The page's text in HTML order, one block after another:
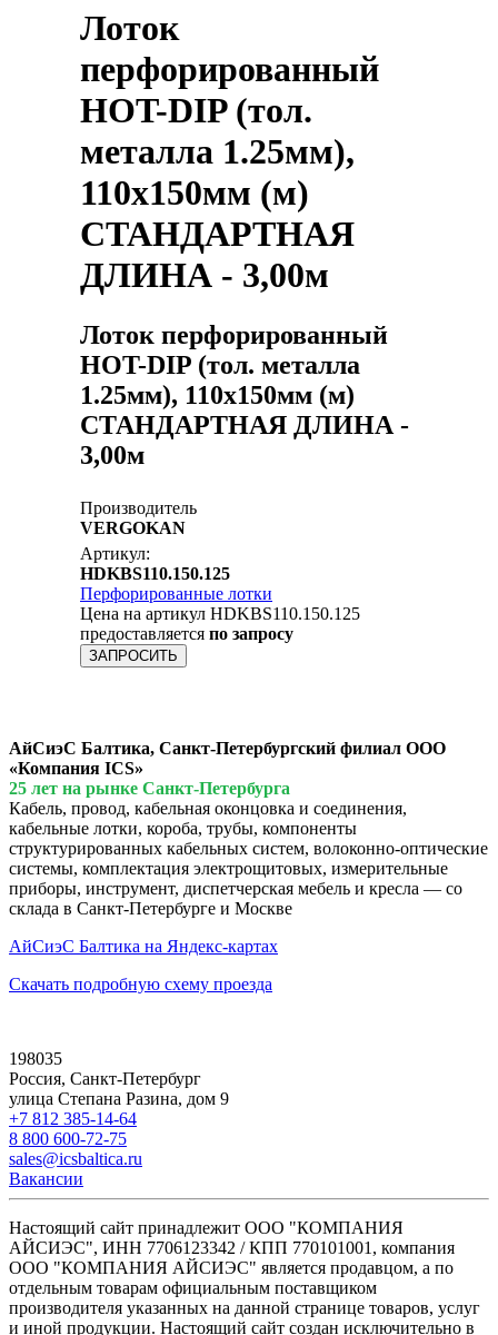
Лоток
перфорированный
HOT-DIP (тол.
металла 1.25мм),
110x150мм (м)
СТАНДАРТНАЯ
ДЛИНА - 3,00м
Лоток перфорированный
HOT-DIP (тол. металла
1.25мм), 110x150мм (м)
СТАНДАРТНАЯ ДЛИНА -
3,00м
Производитель
VERGOKAN
Артикул:
HDKBS110.150.125
Перфорированные лотки
Цена на артикул HDKBS110.150.125
предоставляется по запросу
ЗАПРОСИТЬ
АйСиэС Балтика, Санкт-Петербургский филиал ООО
«Компания ICS»
25 лет на рынке Санкт-Петербурга
Кабель, провод, кабельная оконцовка и соединения,
кабельные лотки, короба, трубы, компоненты
структурированных кабельных систем, волоконно-оптические
системы, комплектация электрощитовых, измерительные
приборы, инструмент, диспетчерская мебель и кресла — со
склада в Санкт-Петербурге и Москве
АйСиэС Балтика на Яндекс-картах
Скачать подробную схему проезда
198035
Россия, Санкт-Петербург
улица Степана Разина, дом 9
+7 812 385-14-64
8 800 600-72-75
sales@icsbaltica.ru
Вакансии
Настоящий сайт принадлежит ООО "КОМПАНИЯ
АЙСИЭС", ИНН 7706123342 / КПП 770101001, компания
ООО "КОМПАНИЯ АЙСИЭС" является продавцом, а по
отдельным товарам официальным поставщиком
производителя указанных на данной странице товаров, услуг
и иной продукции. Настоящий сайт создан исключительно в